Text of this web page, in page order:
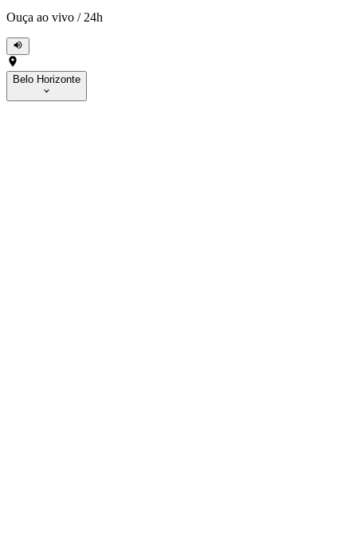
Ouça ao vivo / 24h
Belo Horizonte